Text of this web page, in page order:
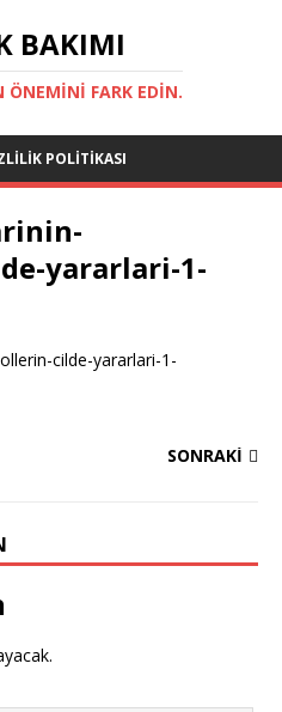
BAKIMI
ÖNEMINI FARK EDIN.
POLITIKASI
yararlari-1-
SONRAKI